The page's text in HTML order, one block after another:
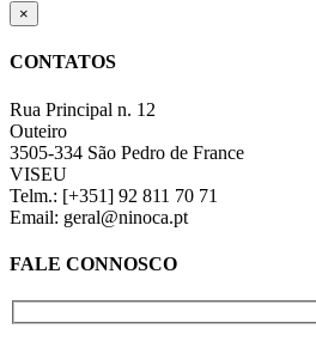
Close
product
view
×
CONTATOS
Rua Principal n. 12
Outeiro
3505-334 São Pedro de France
VISEU
Telm.: [+351] 92 811 70 71
Email: geral@ninoca.pt
FALE CONNOSCO